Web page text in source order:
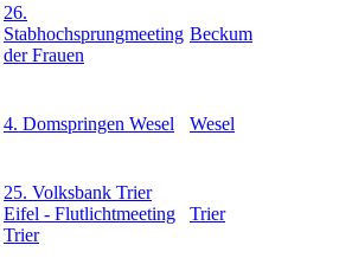
26.
Stabhochsprungmeeting
der Frauen
Beckum
4. Domspringen Wesel Wesel
25. Volksbank Trier
Eifel - Flutlichtmeeting
Trier
Trier